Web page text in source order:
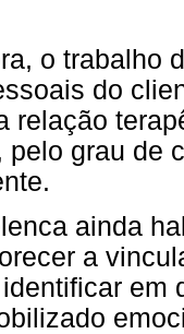
o trabalho
do
relação
pelo grau de
ainda
a
em